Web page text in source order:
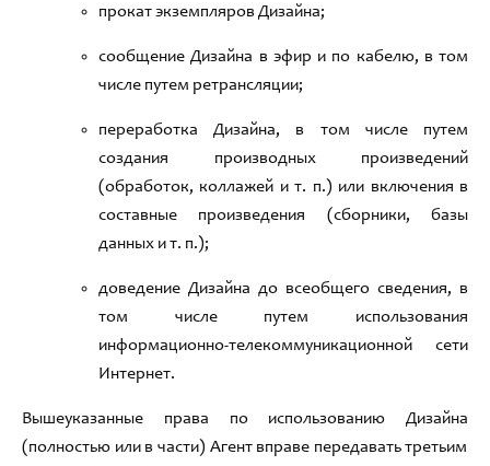
прокат экземпляров Дизайна;
сообщение Дизайна в эфир и по кабелю, в том
числе путем ретрансляции;
переработка Дизайна, в том числе путем
создания производных произведений
(обработок, коллажей и т. п.) или включения в
составные произведения (сборники,базы
данных и т. п.);
доведение Дизайна до всеобщего сведения, в
том числе путем использования
информационно-телекоммуникационной сети
Интернет.
Вышеуказанные права по использованию Дизайна
(полностью или в части) Агент вправе передавать третьим